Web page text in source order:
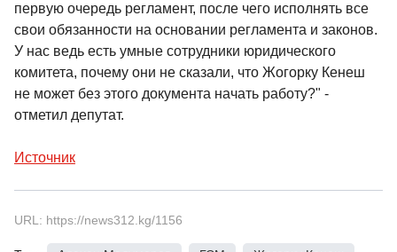
первую очередь регламент, после чего исполнять все
свои обязанности на основании регламента и законов.
У нас ведь есть умные сотрудники юридического
комитета, почему они не сказали, что Жогорку Кенеш
не может без этого документа начать работу?" -
отметил депутат.
Источник
URL: https://news312.kg/1156